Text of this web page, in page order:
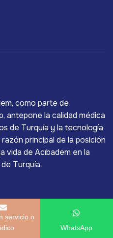
como parte de
antepone la calidad médica
de Turquía y la tecnología
principal de la posición
vida de Acıbadem en la
Turquía.
servicio o
WhatsApp